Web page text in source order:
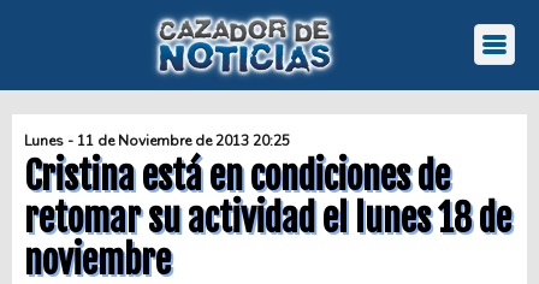
Lunes - 11 de Noviembre de 2013 20:25
Cristina está en condiciones de
retomar su actividad el lunes 18 de
noviembre